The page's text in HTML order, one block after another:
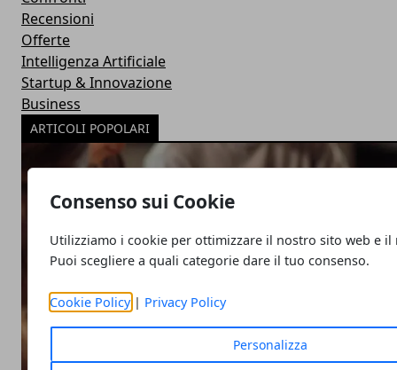
Consenso sui Cookie
Utilizziamo i cookie per ottimizzare il nostro sito web e il
Puoi scegliere a quali categorie dare il tuo consenso.
Cookie Policy| Privacy Policy
Personalizza
Recensioni
Offerte
Intelligenza Artificiale
Startup & Innovazione
Business
ARTICOLI POPOLARI